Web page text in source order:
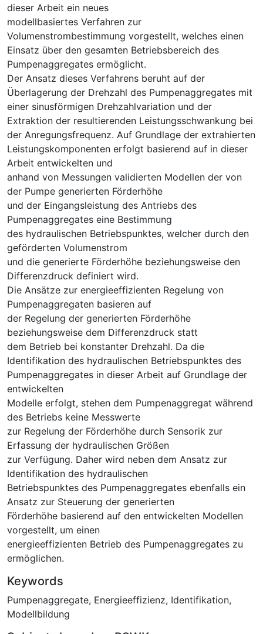
dieser Arbeit ein neues
modellbasiertes Verfahren zur
Volumenstrombestimmung vorgestellt, welches einen
Einsatz über den gesamten Betriebsbereich des
Pumpenaggregates ermöglicht.
Der Ansatz dieses Verfahrens beruht auf der
Überlagerung der Drehzahl des Pumpenaggregates mit
einer sinusförmigen Drehzahlvariation und der
Extraktion der resultierenden Leistungsschwankung bei
der Anregungsfrequenz. Auf Grundlage der extrahierten
Leistungskomponenten erfolgt basierend auf in dieser
Arbeit entwickelten und
anhand von Messungen validierten Modellen der von
der Pumpe generierten Förderhöhe
und der Eingangsleistung des Antriebs des
Pumpenaggregates eine Bestimmung
des hydraulischen Betriebspunktes, welcher durch den
geförderten Volumenstrom
und die generierte Förderhöhe beziehungsweise den
Differenzdruck definiert wird.
Die Ansätze zur energieeffizienten Regelung von
Pumpenaggregaten basieren auf
der Regelung der generierten Förderhöhe
beziehungsweise dem Differenzdruck statt
dem Betrieb bei konstanter Drehzahl. Da die
Identifikation des hydraulischen Betriebspunktes des
Pumpenaggregates in dieser Arbeit auf Grundlage der
entwickelten
Modelle erfolgt, stehen dem Pumpenaggregat während
des Betriebs keine Messwerte
zur Regelung der Förderhöhe durch Sensorik zur
Erfassung der hydraulischen Größen
zur Verfügung. Daher wird neben dem Ansatz zur
Identifikation des hydraulischen
Betriebspunktes des Pumpenaggregates ebenfalls ein
Ansatz zur Steuerung der generierten
Förderhöhe basierend auf den entwickelten Modellen
vorgestellt, um einen
energieeffizienten Betrieb des Pumpenaggregates zu
ermöglichen.
Keywords
Pumpenaggregate, Energieeffizienz, Identifikation,
Modellbildung